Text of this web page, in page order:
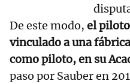
De este modo, el
vinculado a una
como piloto, en su
paso por Sauber en